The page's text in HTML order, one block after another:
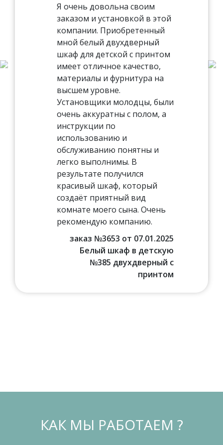
Я очень довольна своим
заказом и установкой в этой
компании. Приобретенный
мной белый двухдверный
шкаф для детской с принтом
имеет отличное качество,
материалы и фурнитура на
высшем уровне.
Установщики молодцы, были
очень аккуратны с полом, а
инструкции по
использованию и
обслуживанию понятны и
легко выполнимы. В
результате получился
красивый шкаф, который
создаёт приятный вид
комнате моего сына. Очень
рекомендую компанию.
заказ №3653 от 07.01.2025
Белый шкаф в детскую
№385 двухдверный с
принтом
КАК МЫ РАБОТАЕМ ?